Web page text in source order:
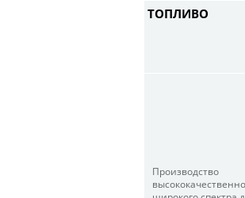
ТОПЛИВО
Производство